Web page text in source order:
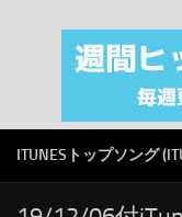
注目カテゴリ
オリジナル
RSS
ITUNESトップソング